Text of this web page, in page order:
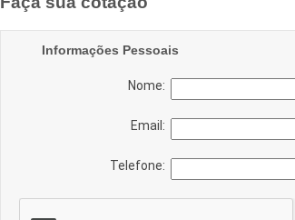
Informações Pessoais
Nome:
Email:
Telefone: